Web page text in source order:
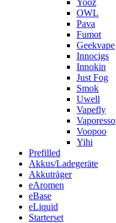
Yooz
OWL
Pava
Fumot
Geekvape
Innocigs
Innokin
Just Fog
Smok
Uwell
Vapefly
Vaporesso
Voopoo
Yihi
Prefilled
Akkus/Ladegeräte
Akkuträger
eAromen
eBase
eLiquid
Starterset